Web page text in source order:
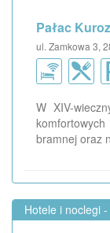
Pałac
ul. Zamkowa 3,
W XIV-
bramnej oraz
Hotele i noclegi